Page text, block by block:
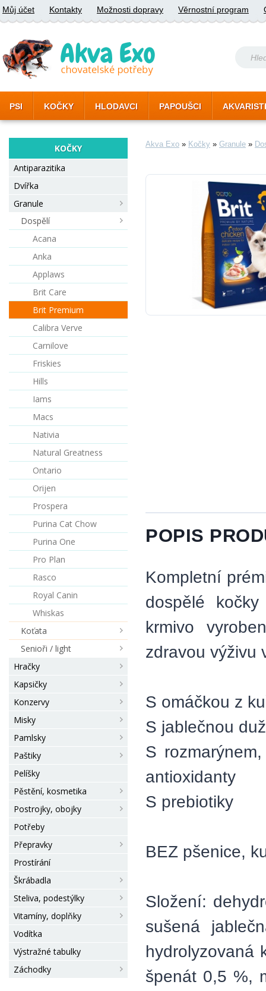
Můj účet Kontakty Možnosti dopravy Věrnostní program
PSI KOČKY HLODAVCI PAPOUŠCI
KOČKY
Antiparazitika
Dvířka
Granule
Dospělí
Acana
Anka
Applaws
Brit Care
Brit Premium
Calibra Verve
Carnilove
Friskies
Hills
Iams
Macs
Nativia
Natural Greatness
Ontario
Orijen
Prospera
Purina Cat Chow
Purina One
Pro Plan
Rasco
Royal Canin
Whiskas
Koťata
Senioři / light
Hračky
Kapsičky
Konzervy
Misky
Pamlsky
Paštiky
Pelíšky
Pěstění, kosmetika
Postrojky, obojky
Potřeby
Přepravky
Prostírání
Škrábadla
Steliva, podestýlky
Vitamíny, doplňky
Vodítka
Výstražné tabulky
Záchodky
Akva Exo » Kočky » Granule »
POPIS
Kompletní
dospělé
krmivo
zdravou výživu
S omáčkou z
S jablečnou
S
antioxidanty
S prebiotiky
BEZ pšenice,
Složení:
sušená
hydrolyzovaná
špenát 0,5 %,